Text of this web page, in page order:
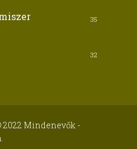
35
32
Mindenevők -